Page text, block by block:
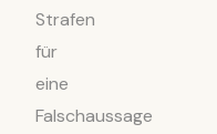
Strafen
für
eine
Falschaussage